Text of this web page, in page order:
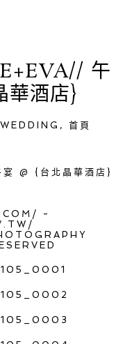
午
華酒店}
,首頁
@ {台北晶華酒店}
-